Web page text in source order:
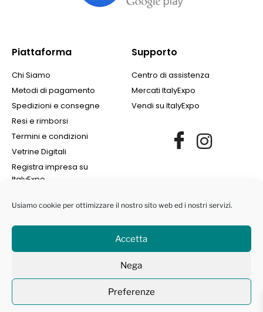
Usiamo cookie per ottimizzare il nostro sito web ed i nostri servizi.
Accetta
Nega
Preferenze
Piattaforma
Chi Siamo
Metodi di pagamento
Spedizioni e consegne
Resi e rimborsi
Termini e condizioni
Vetrine Digitali
Registra impresa su
ItalyExpo
Supporto
Centro di assistenza
Mercati ItalyExpo
Vendi su ItalyExpo
©2022 Finance Group Albania SH.PK. | All Rights Reserved | NIPT
L72405008I | Marchi protetti ® -Privacy Policy
Contattaci